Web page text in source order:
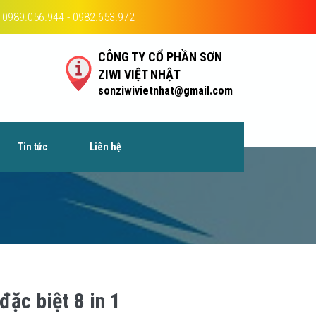
0989.056.944 - 0982.653.972
CÔNG TY CỔ PHẦN SƠN
ZIWI VIỆT NHẬT
sonziwivietnhat@gmail.com
Tin tức Liên hệ
biệt 8 in 1